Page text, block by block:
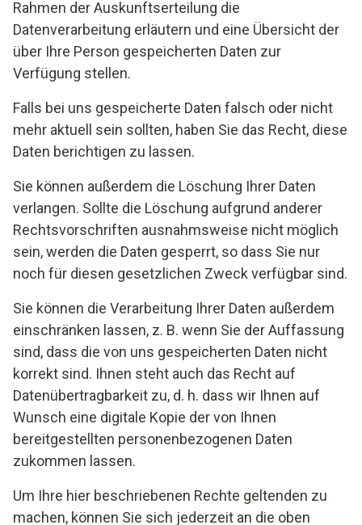
lit. f DSGVO dar.
Rahmen der Auskunftserteilung die
Datenverarbeitung erläutern und eine Übersicht der
über Ihre Person gespeicherten Daten zur
Verfügung stellen.
Falls bei uns gespeicherte Daten falsch oder nicht
mehr aktuell sein sollten, haben Sie das Recht, diese
Daten berichtigen zu lassen.
Sie können außerdem die Löschung Ihrer Daten
verlangen. Sollte die Löschung aufgrund anderer
Rechtsvorschriften ausnahmsweise nicht möglich
sein, werden die Daten gesperrt, so dass Sie nur
noch für diesen gesetzlichen Zweck verfügbar sind.
Sie können die Verarbeitung Ihrer Daten außerdem
einschränken lassen, z. B. wenn Sie der Auffassung
sind, dass die von uns gespeicherten Daten nicht
korrekt sind. Ihnen steht auch das Recht auf
Datenübertragbarkeit zu, d. h. dass wir Ihnen auf
Wunsch eine digitale Kopie der von Ihnen
bereitgestellten personenbezogenen Daten
zukommen lassen.
Um Ihre hier beschriebenen Rechte geltenden zu
machen, können Sie sich jederzeit an die oben